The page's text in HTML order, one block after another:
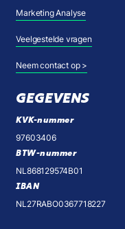
Marketing Analyse
Veelgestelde vragen
Neem contact op >
GEGEVENS
KVK-nummer
97603406
BTW-nummer
NL868129574B01
IBAN
NL27RABO0367718227